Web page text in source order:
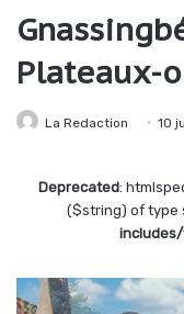
Plateaux-
La Redaction 10
Deprecated:
($string) of type